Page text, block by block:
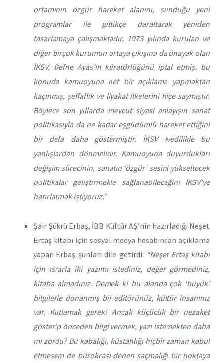
ortamının özgür hareket alanını, sunduğu yeni
programlar ile gittikçe daraltarak yeniden
tasarlamaya çalışmaktadır. 1973 yılında kurulan ve
diğer birçok kurumun ortaya çıkışına da önayak olan
İKSV, Defne Ayas’ın küratörlüğünü iptal etmiş, bu
konuda kamuoyuna net bir açıklama yapmaktan
kaçınmış, şeffaflık ve liyakat ilkelerini hiçe saymıştır.
Böylece son yıllarda mevcut siyasi anlayışın sanat
politikasıyla da ne kadar eşgüdümlü hareket ettiğini
bir defa daha göstermiştir. İKSV ivedilikle bu
yanlışlardan dönmelidir. Kamuoyuna duyurdukları
değişim sürecinin, sanatın ‘özgür’ sesini yükseltecek
politikalar geliştirmekle sağlanabileceğini İKSV’ye
hatırlatmak istiyoruz.”
Şair Şükrü Erbaş, İBB Kültür AŞ’nin hazırladığı Neşet
Ertaş kitabı için sosyal medya hesabından açıklama
yapan Erbaş şunları dile getirdi: “Neşet Ertaş kitabı
için ısrarla iki yazımı istediniz, değer görmediniz,
kitaba almadınız. Demek ki bu alanda çok ‘büyük’
bilgilerle donanmış bir editörünüz, kültür insanınız
var. Kutlamak gerek! Ancak küçücük bir nezaket
gösterip önceden bilgi vermek, yazı istemekten daha
mı zordu? Bu kabalığı, küstahlığı hiçbir zaman kabul
etmesem de bürokrasi denen saçmalığı bir noktaya